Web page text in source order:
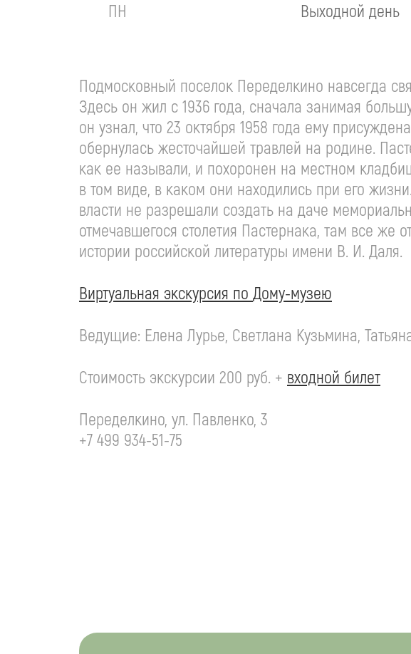
ПН
Выходной день
Подмосковный поселок Переделкино навсегда
Здесь он жил с 1936 года, сначала занимая
он узнал, что 23 октября 1958 года ему
обернулась жесточайшей травлей на родине.
как ее называли, и похоронен на местном
в том виде, в каком они находились при его
власти не разрешали создать на даче
отмечавшегося столетия Пастернака, там все же
истории российской литературы имени В. И. Даля.
Виртуальная экскурсия по Дому-музею
Ведущие: Елена Лурье, Светлана Кузьмина,
Стоимость экскурсии 200 руб. + входной билет
Переделкино, ул. Павленко, 3
+7 499 934-51-75